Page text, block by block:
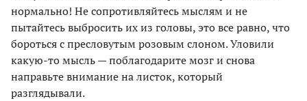
нормально! Не сопротивляйтесь мыслям и не
пытайтесь выбросить их из головы, это все равно, что
бороться с пресловутым розовым слоном. Уловили
какую-то мысль — поблагодарите мозг и снова
направьте внимание на листок, который
разглядывали.